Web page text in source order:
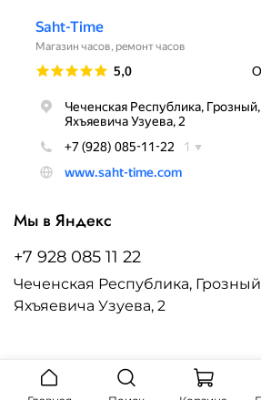
Мы в Яндекс
+7 928 085 11 22
Чеченская Республика,
Яхъяевича Узуева, 2